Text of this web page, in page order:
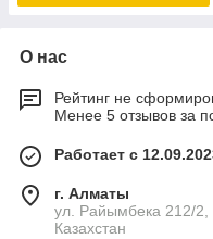
О нас
Рейтинг не
Менее 5 отзывов за
Работает с
г. Алматы
ул. Райымбека 212/
Казахстан